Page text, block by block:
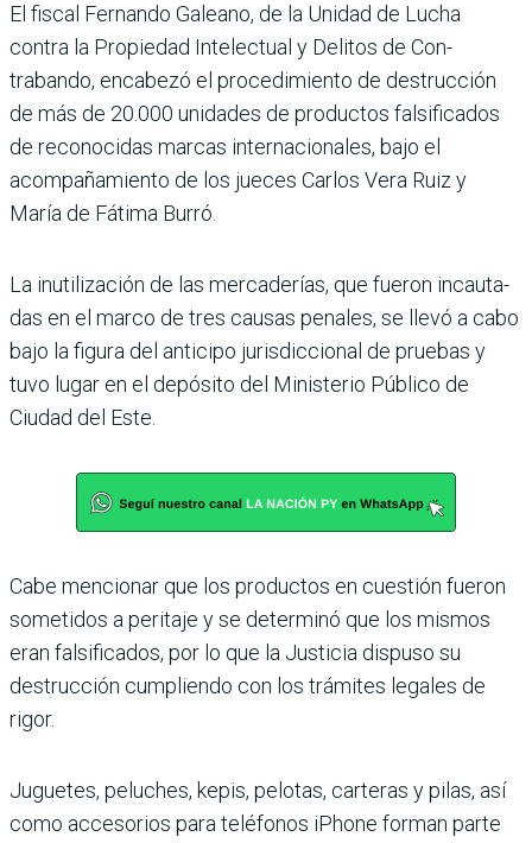
El fiscal Fernando Galeano, de la Unidad de Lucha
contra la Propiedad Inte­lectual y Delitos de Con­
trabando, encabezó el pro­cedimiento de destrucción
de más de 20.000 unida­des de productos falsifica­dos
de reconocidas mar­cas internacionales, bajo el
acompañamiento de los jueces Carlos Vera Ruiz y
María de Fátima Burró.
La inutilización de las mer­caderías, que fueron incauta­
das en el marco de tres causas penales, se llevó a cabo
bajo la figura del anticipo jurisdic­cional de pruebas y
tuvo lugar en el depósito del Ministerio Público de
Ciudad del Este.
Cabe mencionar que los productos en cuestión fue­ron
sometidos a peritaje y se determinó que los mismos
eran falsificados, por lo que la Justicia dispuso su
destruc­ción cumpliendo con los trá­mites legales de
rigor.
Juguetes, peluches, kepis, pelotas, carteras y pilas, así
como accesorios para teléfo­nos iPhone forman parte